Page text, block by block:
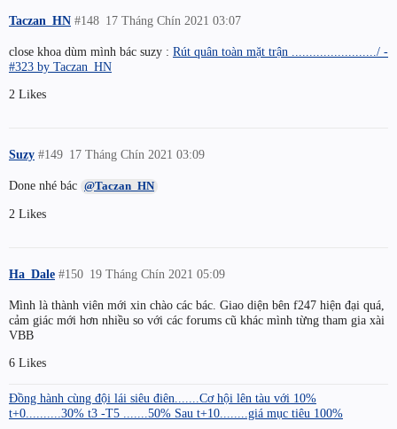
Taczan_HN 17 Tháng Chín 2021 03:07
#148
close khoa dùm mình bác suzy : Rút quân toàn mặt trận ......................../ -
#323 by Taczan_HN
2 Likes
Suzy 17 Tháng Chín 2021 03:09
#149
Done nhé bác @Taczan_HN
2 Likes
Ha_Dale 19 Tháng Chín 2021 05:09
#150
Mình là thành viên mới xin chào các bác. Giao diện bên f247 hiện đại quá,
cảm giác mới hơn nhiều so với các forums cũ khác mình từng tham gia xài
VBB
6 Likes
Đồng hành cùng đội lái siêu điên.......Cơ hội lên tàu với 10%
t+0..........30% t3 -T5 .......50% Sau t+10........giá mục tiêu 100%